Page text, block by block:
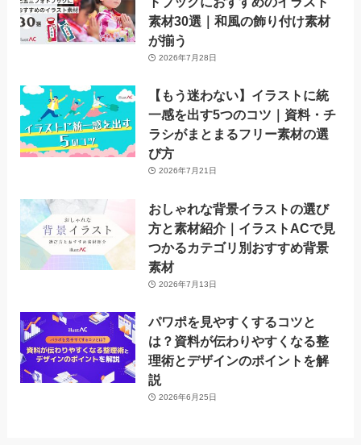
素材30選｜和風の飾り付け素材
が揃う
2026年7月28日
【もう迷わない】イラストに統
一感を出す5つのコツ｜資料・チ
ラシがまとまるフリー素材の選
び方
2026年7月21日
おしゃれな背景イラストの選び
方と素材紹介｜イラストACで見
つかるカテゴリ別おすすめ背景
素材
2026年7月13日
パワポを見やすくするコツと
は？資料が伝わりやすくなる整
理術とデザインのポイントを解
説
2026年6月25日